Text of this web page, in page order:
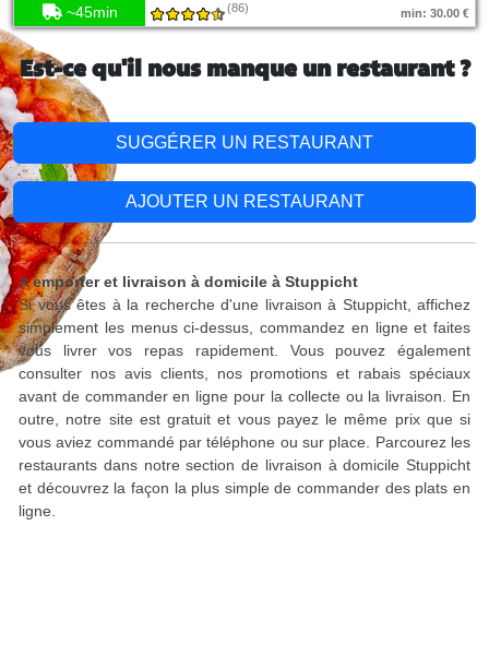
~45min (86) min: 30.00 €
Est-ce qu'il nous manque un restaurant ?
SUGGÉRER UN RESTAURANT
AJOUTER UN RESTAURANT
A emporter et livraison à domicile à Stuppicht
Si vous êtes à la recherche d'une livraison à Stuppicht, affichez
simplement les menus ci-dessus, commandez en ligne et faites
vous livrer vos repas rapidement. Vous pouvez également
consulter nos avis clients, nos promotions et rabais spéciaux
avant de commander en ligne pour la collecte ou la livraison. En
outre, notre site est gratuit et vous payez le même prix que si
vous aviez commandé par téléphone ou sur place. Parcourez les
restaurants dans notre section de livraison à domicile Stuppicht
et découvrez la façon la plus simple de commander des plats en
ligne.